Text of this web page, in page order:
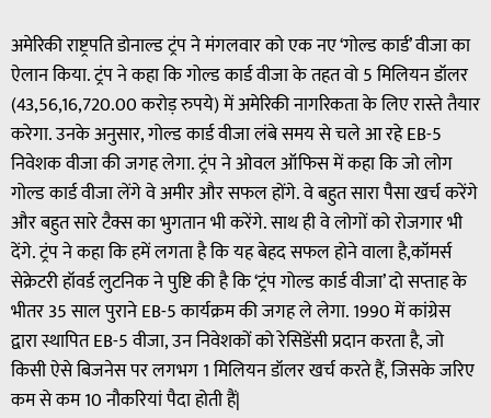
अमेरिकी राष्ट्रपति डोनाल्ड ट्रंप ने मंगलवार को एक नए ‘गोल्ड कार्ड’ वीजा का
ऐलान किया. ट्रंप ने कहा कि गोल्ड कार्ड वीजा के तहत वो 5 मिलियन डॉलर
(43,56,16,720.00 करोड़ रुपये) में अमेरिकी नागरिकता के लिए रास्ते तैयार
करेगा. उनके अनुसार, गोल्ड कार्ड वीजा लंबे समय से चले आ रहे EB-5
निवेशक वीजा की जगह लेगा. ट्रंप ने ओवल ऑफिस में कहा कि जो लोग
गोल्ड कार्ड वीजा लेंगे वे अमीर और सफल होंगे. वे बहुत सारा पैसा खर्च करेंगे
और बहुत सारे टैक्स का भुगतान भी करेंगे. साथ ही वे लोगों को रोजगार भी
देंगे. ट्रंप ने कहा कि हमें लगता है कि यह बेहद सफल होने वाला है,कॉमर्स
सेक्रेटरी हॉवर्ड लुटनिक ने पुष्टि की है कि ‘ट्रंप गोल्ड कार्ड वीजा’ दो सप्ताह के
भीतर 35 साल पुराने EB-5 कार्यक्रम की जगह ले लेगा. 1990 में कांग्रेस
द्वारा स्थापित EB-5 वीजा, उन निवेशकों को रेसिडेंसी प्रदान करता है, जो
किसी ऐसे बिजनेस पर लगभग 1 मिलियन डॉलर खर्च करते हैं, जिसके जरिए
कम से कम 10 नौकरियां पैदा होती हैं|